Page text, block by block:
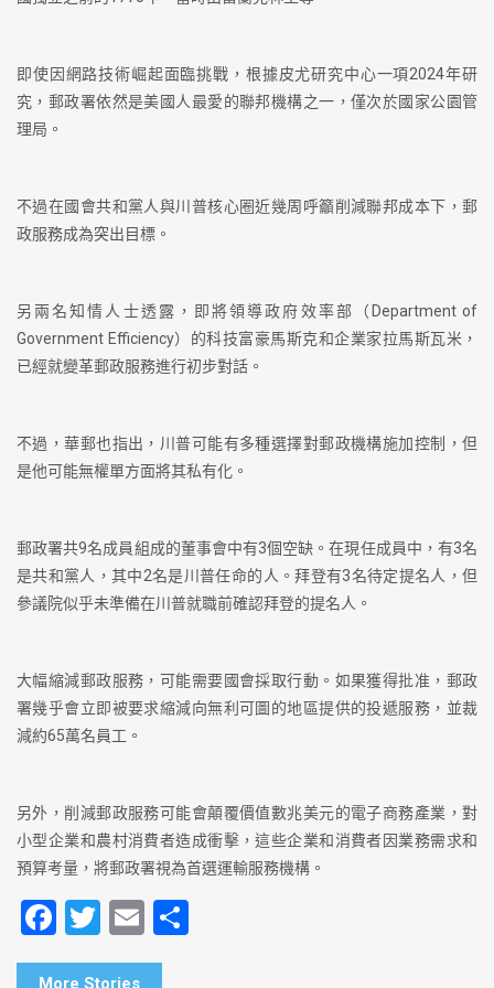
即使因網路技術崛起面臨挑戰，根據皮尤研究中心一項2024年研
究，郵政署依然是美國人最愛的聯邦機構之一，僅次於國家公園管
理局。
不過在國會共和黨人與川普核心圈近幾周呼籲削減聯邦成本下，郵
政服務成為突出目標。
另兩名知情人士透露，即將領導政府效率部（Department of
Government Efficiency）的科技富豪馬斯克和企業家拉馬斯瓦米，
已經就變革郵政服務進行初步對話。
不過，華郵也指出，川普可能有多種選擇對郵政機構施加控制，但
是他可能無權單方面將其私有化。
郵政署共9名成員組成的董事會中有3個空缺。在現任成員中，有3名
是共和黨人，其中2名是川普任命的人。拜登有3名待定提名人，但
參議院似乎未準備在川普就職前確認拜登的提名人。
大幅縮減郵政服務，可能需要國會採取行動。如果獲得批准，郵政
署幾乎會立即被要求縮減向無利可圖的地區提供的投遞服務，並裁
減約65萬名員工。
另外，削減郵政服務可能會顛覆價值數兆美元的電子商務產業，對
小型企業和農村消費者造成衝擊，這些企業和消費者因業務需求和
預算考量，將郵政署視為首選運輸服務機構。
F
a
T
wi
E
m
More Stories